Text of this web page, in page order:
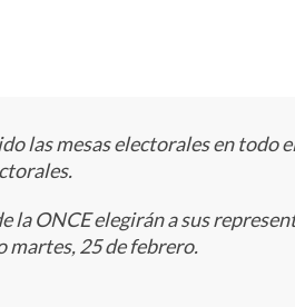
las mesas electorales en
la ONCE elegirán a sus
martes, 25 de febrero.